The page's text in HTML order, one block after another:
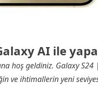
AI ile
hoş geldiniz. Galaxy S24
ve ihtimallerin yeni